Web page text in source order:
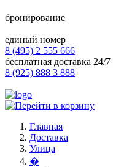
бронирование
единый номер
8 (495) 2 555 666
бесплатная доставка 24/7
8 (925) 888 3 888
Главная
Доставка
Улица
�